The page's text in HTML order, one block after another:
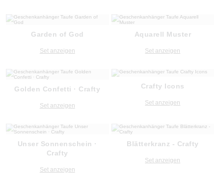
Garden of God
Set anzeigen
Aquarell Muster
Set anzeigen
Golden Confetti · Crafty
Set anzeigen
Crafty Icons
Set anzeigen
Unser Sonnenschein ·
Crafty
Set anzeigen
Blätterkranz - Crafty
Set anzeigen